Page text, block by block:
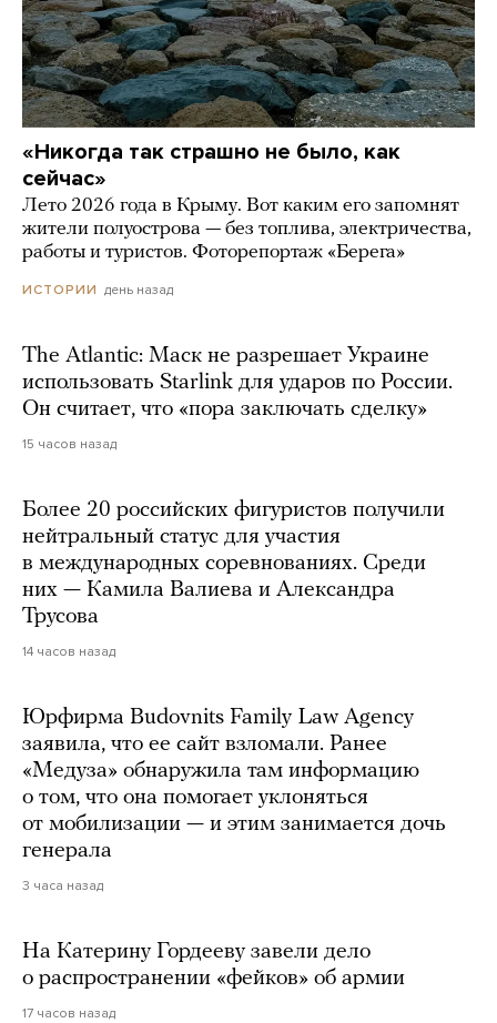
«Никогда так страшно не было, как
сейчас»
Лето 2026 года в Крыму. Вот каким его запомнят
жители полуострова — без топлива, электричества,
работы и туристов. Фоторепортаж «Берега»
ИСТОРИИ день назад
The Atlantic: Маск не разрешает Украине
использовать Starlink для ударов по России.
Он считает, что «пора заключать сделку»
15 часов назад
Более 20 российских фигуристов получили
нейтральный статус для участия
в международных соревнованиях. Среди
них — Камила Валиева и Александра
Трусова
14 часов назад
Юрфирма Budovnits Family Law Agency
заявила, что ее сайт взломали. Ранее
«Медуза» обнаружила там информацию
о том, что она помогает уклоняться
от мобилизации — и этим занимается дочь
генерала
3 часа назад
На Катерину Гордееву завели дело
о распространении «фейков» об армии
17 часов назад